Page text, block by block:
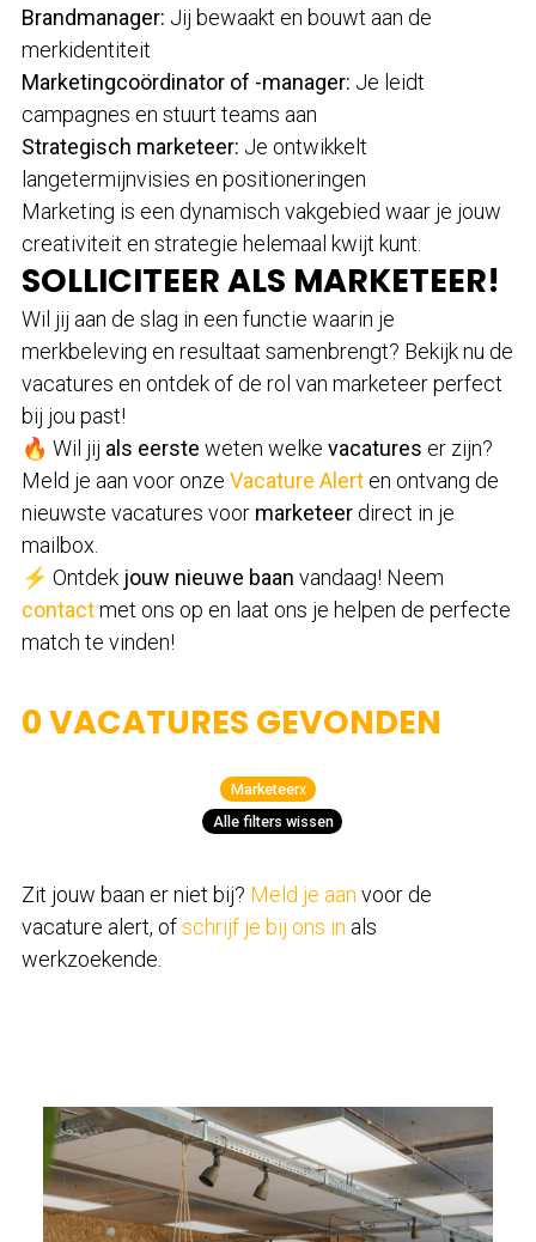
Brandmanager: Jij bewaakt en bouwt aan de
merkidentiteit
Marketingcoördinator of -manager: Je leidt
campagnes en stuurt teams aan
Strategisch marketeer: Je ontwikkelt
langetermijnvisies en positioneringen
Marketing is een dynamisch vakgebied waar je jouw
creativiteit en strategie helemaal kwijt kunt.
SOLLICITEER ALS MARKETEER!
Wil jij aan de slag in een functie waarin je
merkbeleving en resultaat samenbrengt? Bekijk nu de
vacatures en ontdek of de rol van marketeer perfect
bij jou past!
🔥 Wil jij als eerste weten welke vacatures er zijn?
Meld je aan voor onze Vacature Alert en ontvang de
nieuwste vacatures voor marketeer direct in je
mailbox.
⚡ Ontdek jouw nieuwe baan vandaag! Neem
contactmet ons op en laat ons je helpen de perfecte
match te vinden!
0 VACATURES GEVONDEN
Marketeerx
Alle filters wissen
Zit jouw baan er niet bij? Meld je aan voor de
vacature alert, ofschrijf je bij ons in als
werkzoekende.